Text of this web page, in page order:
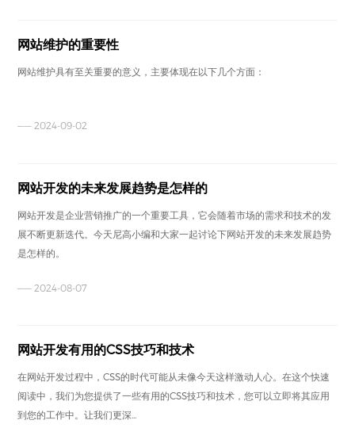
网站维护的重要性
网站维护具有至关重要的意义，主要体现在以下几个方面：
—— 2024-09-02
网站开发的未来发展趋势是怎样的
网站开发是企业营销推广的一个重要工具，它会随着市场的需求和技术的发
展不断更新迭代。今天尼高小编和大家一起讨论下网站开发的未来发展趋势
是怎样的。
—— 2024-08-07
网站开发有用的CSS技巧和技术
在网站开发过程中，CSS的时代可能从未像今天这样激动人心。在这个快速
阅读中，我们为您提供了一些有用的CSS技巧和技术，您可以立即将其应用
到您的工作中。让我们更深...